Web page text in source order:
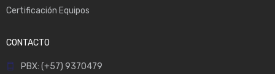
Certificación Equipos
CONTACTO
PBX: (+57) 9370479